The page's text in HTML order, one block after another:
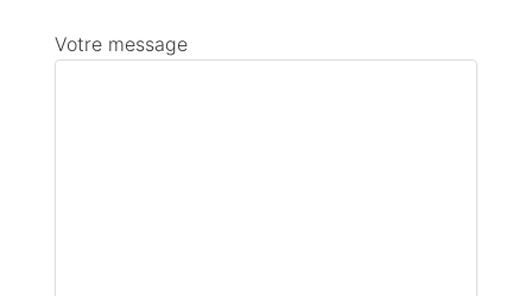
Votre message